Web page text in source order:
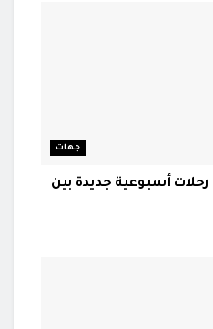
جهات
أسبوعية جديدة بين